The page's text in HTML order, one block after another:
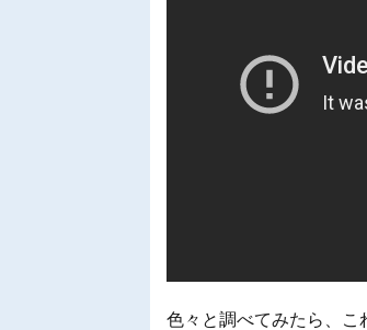
色々と調べてみたら、こ